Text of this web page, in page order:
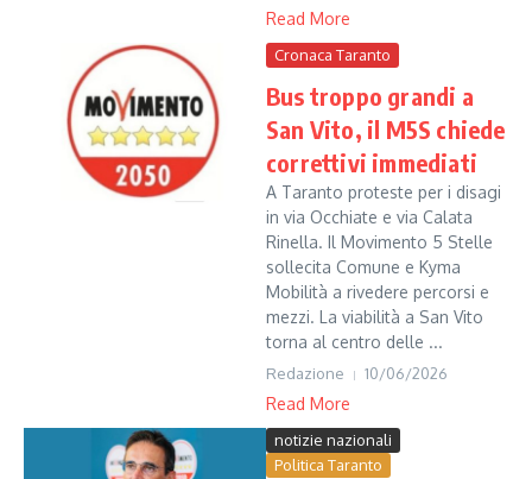
Read More
Cronaca Taranto
Bus troppo grandi a
San Vito, il M5S chiede
correttivi immediati
A Taranto proteste per i disagi
in via Occhiate e via Calata
Rinella. Il Movimento 5 Stelle
sollecita Comune e Kyma
Mobilità a rivedere percorsi e
mezzi. La viabilità a San Vito
torna al centro delle ...
Redazione 10/06/2026
Read More
notizie nazionali
Politica Taranto